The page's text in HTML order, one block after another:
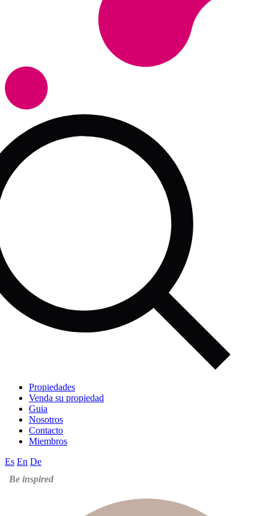
Propiedades
Venda su propiedad
Guia
Nosotros
Contacto
Miembros
Es En De
Be inspired